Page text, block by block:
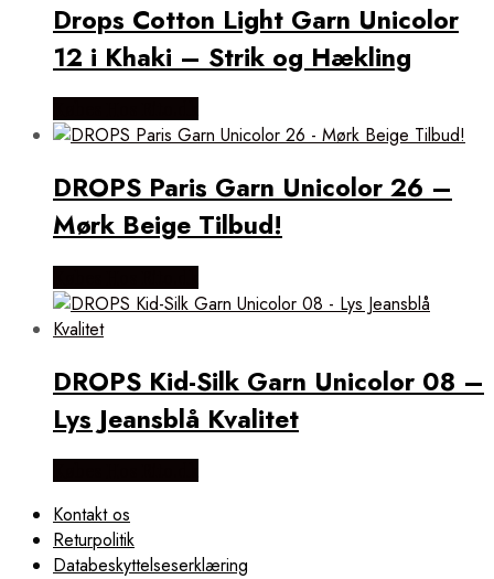
Drops Cotton Light Garn Unicolor
12 i Khaki – Strik og Hækling
DROPS Paris Garn Unicolor 26 –
Mørk Beige Tilbud!
DROPS Kid-Silk Garn Unicolor 08 –
Lys Jeansblå Kvalitet
Kontakt os
Returpolitik
Databeskyttelseserklæring